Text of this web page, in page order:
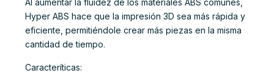
Hyper ABS hace que la impresión 3D sea más rápida y
eficiente, permitiéndole crear más piezas en la misma
cantidad de tiempo.
Caracteríticas: